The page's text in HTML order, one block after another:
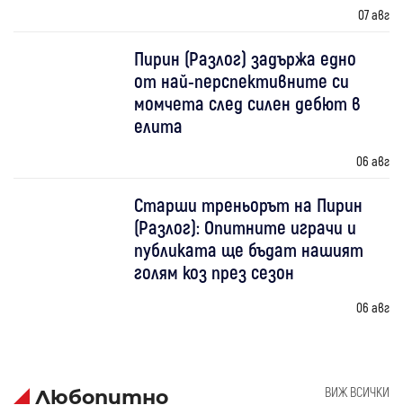
07 авг
Пирин (Разлог) задържа едно
от най-перспективните си
момчета след силен дебют в
елита
06 авг
Старши треньорът на Пирин
(Разлог): Опитните играчи и
публиката ще бъдат нашият
голям коз през сезон
06 авг
Любопитно ВИЖ ВСИЧКИ